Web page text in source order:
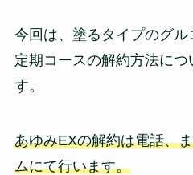
今回は、塗るタイプのグル
定期コースの解約方法につ
す。
あゆみEXの解約は電話、
ムにて行います。